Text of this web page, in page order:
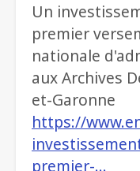
Un
premier
nationale
aux Archives
et-Garonne
https://
premier-…